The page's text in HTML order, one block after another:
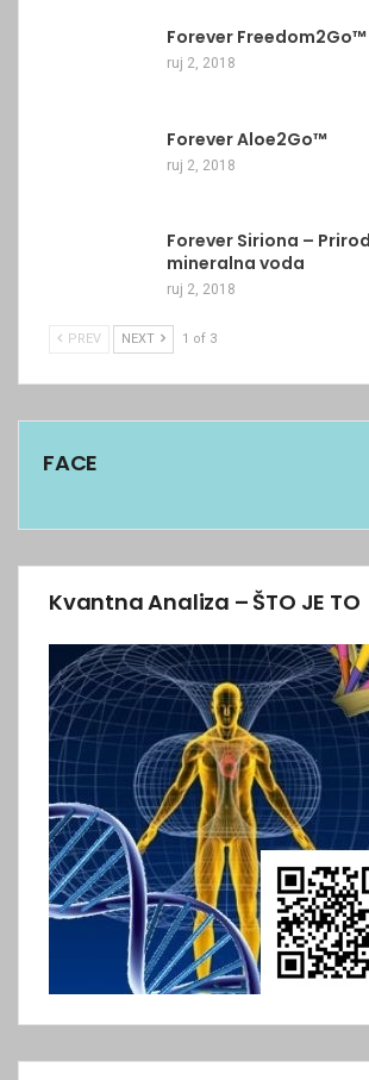
Forever Freedom2Go™
ruj 2, 2018
Forever Aloe2Go™
ruj 2, 2018
Forever Siriona –
mineralna voda
ruj 2, 2018
PREV NEXT 1 of 3
FACE
Kvantna Analiza – ŠTO JE TO